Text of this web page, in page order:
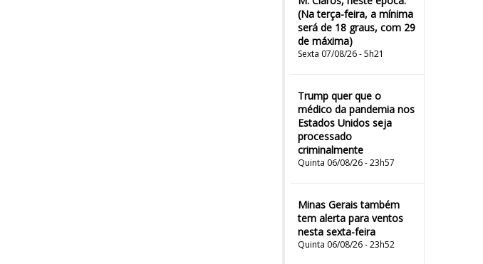
(Na terça-feira, a mínima
será de 18 graus, com 29
de máxima)
Sexta 07/08/26 - 5h21
Trump quer que o
médico da pandemia nos
Estados Unidos seja
processado
criminalmente
Quinta 06/08/26 - 23h57
Minas Gerais também
tem alerta para ventos
nesta sexta-feira
Quinta 06/08/26 - 23h52